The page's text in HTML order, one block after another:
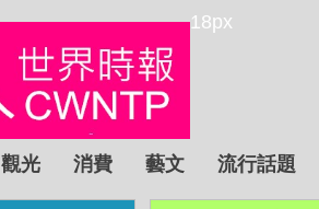
18px
觀光 消費 藝文 流行話題